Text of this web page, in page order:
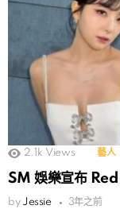
2.1k Views 藝人
SM 娛樂宣布
by Jessie 3年之前